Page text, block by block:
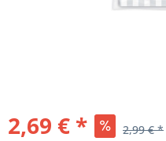
2,69 € * 2,99 € *